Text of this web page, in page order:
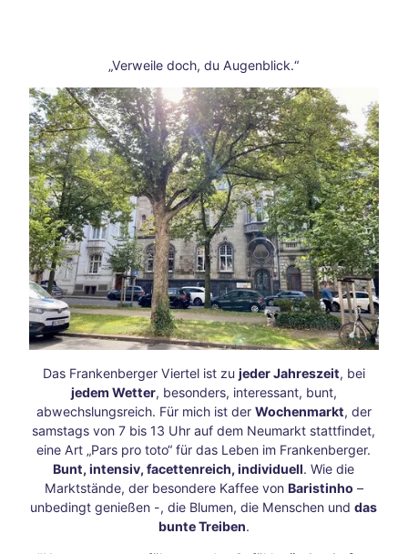
Sinn
nuss
delu
xe
Mein
Aach
en
mit
Kind
ern
Ein
perf
ekter
Tag
in
Aach
en
Wint
erlic
he
Zugf
ahrt
en
Wint
„Verweile doch, du Augenblick.“
Das Frankenberger Viertel ist zu jeder Jahreszeit, bei
jedem Wetter, besonders, interessant, bunt,
abwechslungsreich. Für mich ist der Wochenmarkt, der
samstags von 7 bis 13 Uhr auf dem Neumarkt stattfindet,
eine Art „Pars pro toto“ für das Leben im Frankenberger.
Bunt, intensiv, facettenreich, individuell. Wie die
Marktstände, der besondere Kaffee von Baristinho –
unbedingt genießen -, die Blumen, die Menschen unddas
bunte Treiben.